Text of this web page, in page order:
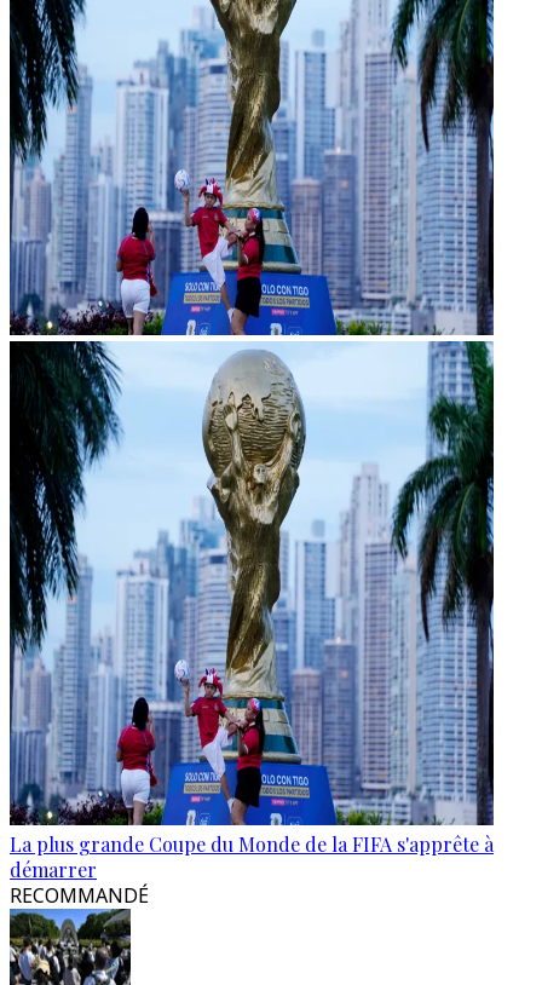
La plus grande Coupe du Monde de la FIFA s'apprête à
démarrer
RECOMMANDÉ